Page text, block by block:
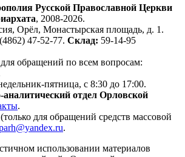
Русской Православной Церкви
, 2008-2026.
Орёл, Монастырская площадь, д. 1.
47-52-77. Склад: 59-14-95
обращений по всем вопросам:
пятница, с 8:30 до 17:00.
отдел Орловской
.
для обращений средств массовой
.
использовании материалов